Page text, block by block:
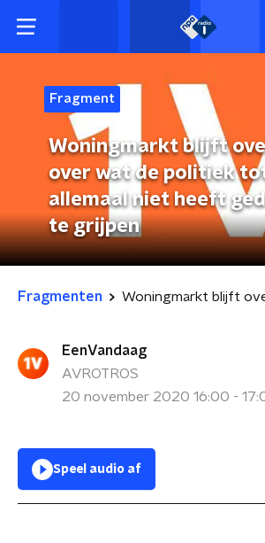
Fragment
Woningmarkt blijft
over wat de politiek
allemaal niet heeft
te grijpen
Fragmenten
EenVandaag
AVROTROS
20 november 2020 16:00 -
Speel audio af